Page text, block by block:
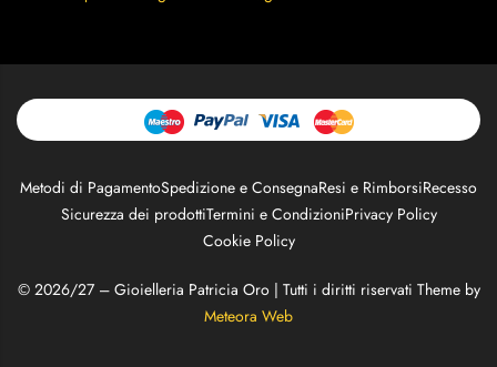
Metodi di PagamentoSpedizione e ConsegnaResi e RimborsiRecesso
Sicurezza dei prodottiTermini e CondizioniPrivacy Policy
Cookie Policy
© 2026/27 – Gioielleria Patricia Oro | Tutti i diritti riservati Theme by
Meteora Web